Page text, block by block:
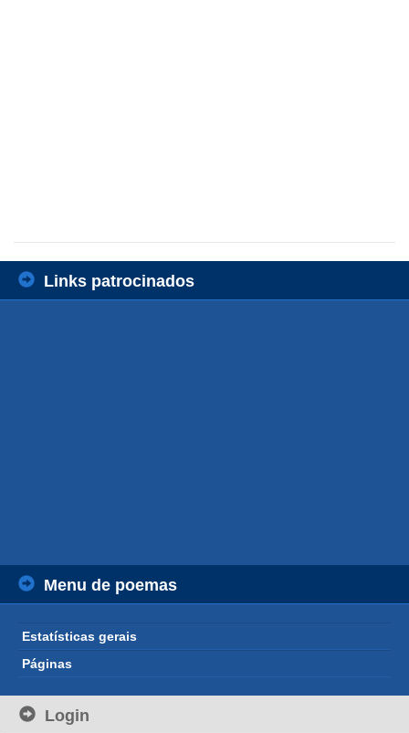
Links patrocinados
Menu de poemas
Estatísticas gerais
Páginas
Login